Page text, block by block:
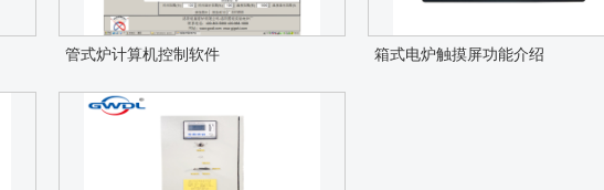
管式炉计算机控制软件 箱式电炉触摸屏功能介绍